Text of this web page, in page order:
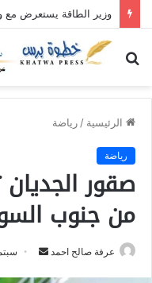
الرئيسية / رياضة
رياضة
صقور
من جنوب
عرفة صالح احمد سبتمبر